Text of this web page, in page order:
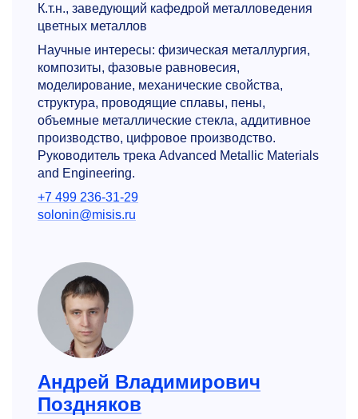
К.т.н., заведующий кафедрой металловедения
цветных металлов
Научные интересы: физическая металлургия,
композиты, фазовые равновесия,
моделирование, механические свойства,
структура, проводящие сплавы, пены,
объемные металлические стекла, аддитивное
производство, цифровое производство.
Руководитель трека Advanced Metallic Materials
and Engineering.
+7 499 236-31-29
solonin@misis.ru
Андрей Владимирович
Поздняков